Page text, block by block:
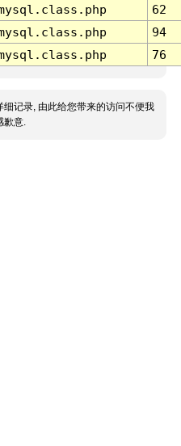
62
94
76
细记录, 由此给您带来的访问不便我
歉意.